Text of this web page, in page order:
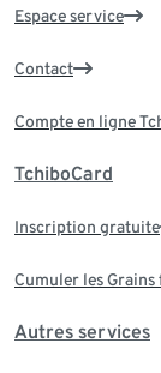
Espace service
Contact
Compte en ligne
TchiboCard
Inscription gratuite
Cumuler les Grains
Autres services